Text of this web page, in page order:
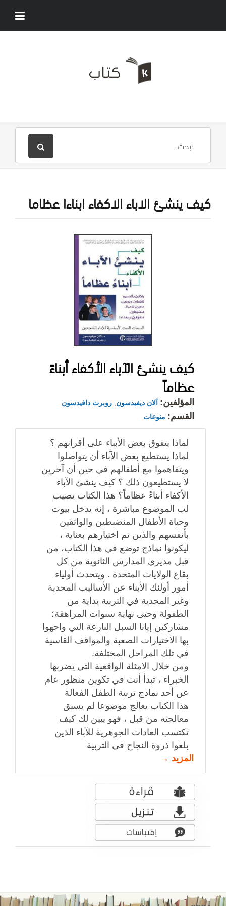
كيف ينشئ الاباء الاكفاء ابناءا عظاما
كيف ينشئ الآباء الأكفاء أبناءً
عظاماً
المؤلفين: آلان ديفيدسون روبرت دافيدسون
القسم: منوعات
لماذا يتفوق بعض الأبناء على أقرانهم ؟
لماذا يستطيع بعض الآباء أن يتواصلوا
ويتفاهموا مع أطفالهم في حين أن آخرين
لا يستطيعون ذلك ؟ كيف ينشئ الآباء
الأكفاء أبناءً عظاماً؟ هذا الكتاب يصيب
لب الموضوع مباشرة ، إنه يدخل بيوت
وحياة الأطفال المنضبطين والواثقين
بأنفسهم والذين تم اختيارهم بعناية ،
ليكونوا نماذج توضع في هذا الكتاب، من
قبل مديري المدارس الثانوية من كل
بقاع الولايات المتحدة . ويتحدث أولياء
أمور أولئك الأبناء عن الأساليب المجدية
وغير المجدية في التربية بداية من
الطفولة وحتى نهاية سنوات المراهقة؛
مشاركين إيانا السبل البارعة التي واجهوا
بها الاختيارات الصعبة والمواقف القاسية
في تلك المراحل المختلفة.
ومن خلال الامثلة الواقعية التي يضربها
الخبراء ، تبدأ أنت في تكوين منظور عام
عن أحد نماذج تربية الطفل الفعالة
هذا الكتاب يعالج موضوعا لم يسبق
معالجته من قبل ، فهو يبين لك كيف
تكتسب العادات الجوهرية للآباء الذين
بلغوا ذروة النجاح في التربية
المزيد →